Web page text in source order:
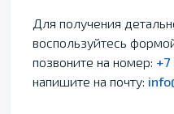
Для получения
воспользуйтесь
позвоните на номер: +7
напишите на почту: